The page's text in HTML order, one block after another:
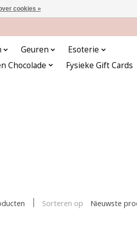
Geuren
Esoterie
Chocolade
Fysieke Gift Cards
Sorteren op Nieuwste
cookies »